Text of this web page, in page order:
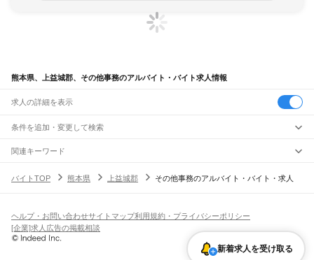
熊本県、上益城郡、その他事務のアルバイト・バイト求人情報
求人の詳細を表示
条件を追加・変更して検索
市区町村を追加・変更
熊本県すべて
八代市人吉市荒尾市水俣市玉名市山鹿市菊池市宇土市上天草市宇城市
天草市合志市植木町 阿蘇郡上益城郡八代郡葦北郡
駅を追加・変更
荒尾駅 南荒尾駅 長洲駅 大野下駅 玉名駅肥後伊倉駅 木葉駅 田原坂駅
崇城大学前駅
上熊本駅
千丁駅新八代駅八代駅
飲食・フードサービス
飲食・フードサービス
ホールスタッフ
皿洗い・洗い場精肉・鮮魚加工
バー（BAR）・バーテンダー
特徴を追加・変更
人気
髪型・髪色自由ひげOKネイルOK
関連キーワード
熊本県 上益城郡 経営・事業企画・人事・事務 wワーク 求人
バイトTOP 熊本県 上益城郡 その他事務のアルバイト・バイト・求人
新着求人を受け取る
ヘルプ・お問い合わせサイトマップ利用規約・プライバシーポリシー
[企業]求人広告の掲載相談